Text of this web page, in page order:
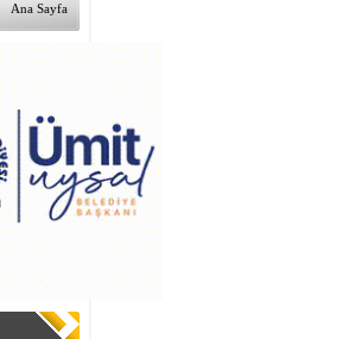
Ana Sayfa